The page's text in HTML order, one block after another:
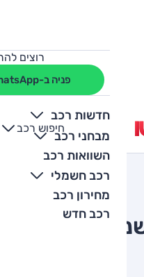
רוצים
פניה ב-WhatsApp
חדשות רכב
מבחני רכב
השוואות רכב
רכב חשמלי
מחירון רכב
רכב חדש
חיפוש רכב
+
-